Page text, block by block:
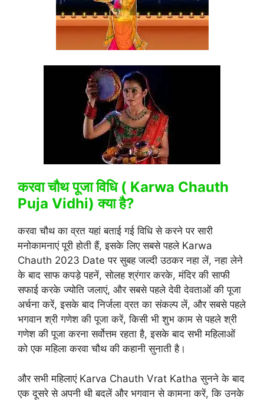
करवा चौथ पूजा विधि ( Karwa Chauth
Puja Vidhi) क्या है?
करवा चौथ का व्रत यहां बताई गई विधि से करने पर सारी
मनोकामनाएं पूरी होती हैं, इसके लिए सबसे पहले Karwa
Chauth 2023 Date पर सुबह जल्दी उठकर नहा लें, नहा लेने
के बाद साफ कपड़े पहनें, सोलह श्रंगार करके, मंदिर की साफी
सफाई करके ज्योति जलाएं, और सबसे पहले देवी देवताओं की पूजा
अर्चना करें, इसके बाद निर्जला व्रत का संकल्प लें, और सबसे पहले
भगवान श्री गणेश की पूजा करें, किसी भी शुभ काम से पहले श्री
गणेश की पूजा करना सर्वोत्तम रहता है, इसके बाद सभी महिलाओं
को एक महिला करवा चौथ की कहानी सुनाती है।
और सभी महिलाएं Karva Chauth Vrat Katha सुनने के बाद
एक दूसरे से अपनी थी बदलें और भगवान से कामना करें, कि उनके